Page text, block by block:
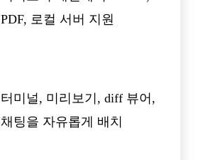
PDF, 로컬 서버 지원
터미널, 미리보기, diff 뷰어,
채팅을 자유롭게 배치